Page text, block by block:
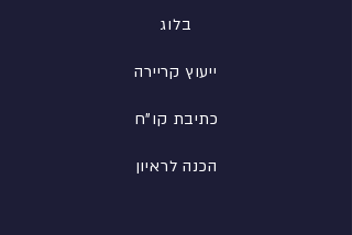
בלוג
ייעוץ קריירה
כתיבת קו"ח
הכנה לראיון